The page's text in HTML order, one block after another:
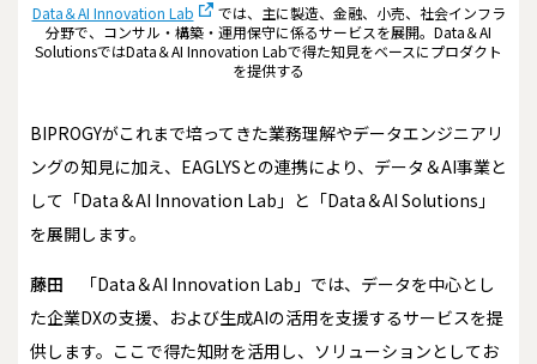
Data＆AI Innovation Lab
では、主に製造、金融、小売、社会インフラ
分野で、コンサル・構築・運用保守に係るサービスを展開。Data＆AI
SolutionsではData＆AI Innovation Labで得た知見をベースにプロダクト
を提供する
――BIPROGYがこれまで培ってきた業務理解やデータエンジニアリ
ングの知見に加え、EAGLYSとの連携により、データ＆AI事業と
して「Data＆AI Innovation Lab」と「Data＆AI Solutions」
を展開します。
藤田
「Data＆AI Innovation Lab」では、データを中心とし
た企業DXの支援、および生成AIの活用を支援するサービスを提
供します。ここで得た知財を活用し、ソリューションとしてお